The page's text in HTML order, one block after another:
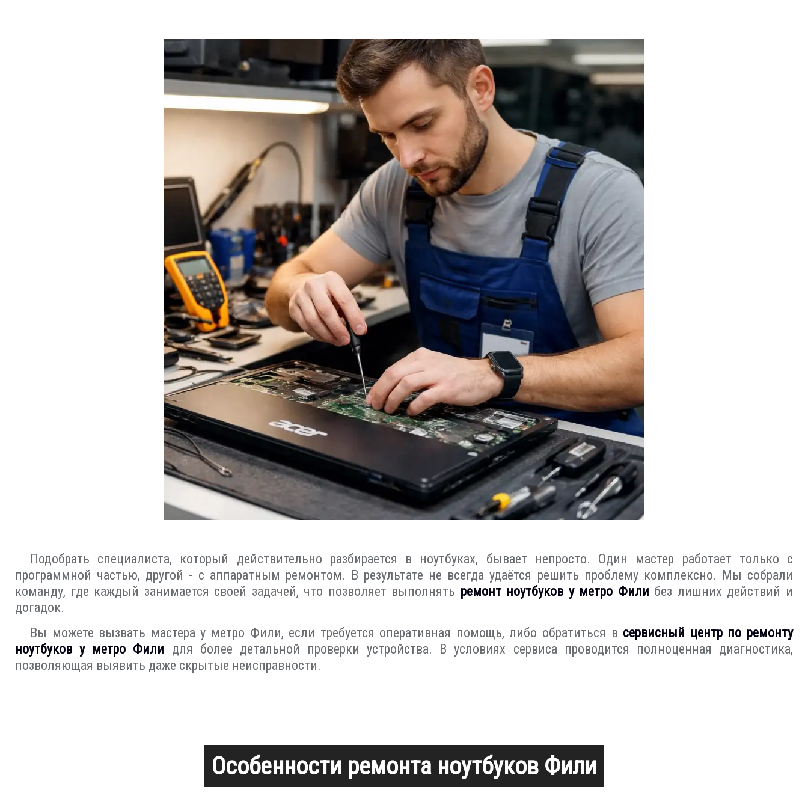
Подобрать специалиста, который действительно разбирается в ноутбуках, бывает непросто. Один мастер работает только с
программной частью, другой - с аппаратным ремонтом. В результате не всегда удаётся решить проблему комплексно. Мы собрали
команду, где каждый занимается своей задачей, что позволяет выполнять ремонт ноутбуков у метро Фили без лишних действий и
догадок.
Вы можете вызвать мастера у метро Фили, если требуется оперативная помощь, либо обратиться в сервисный центр по ремонту
ноутбуков у метро Фили для более детальной проверки устройства. В условиях сервиса проводится полноценная диагностика,
позволяющая выявить даже скрытые неисправности.
Особенности ремонта ноутбуков Фили